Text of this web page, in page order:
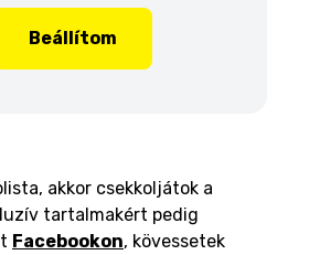
Beállítom
akkor csekkoljátok a
tartalmakért pedig
Facebookon, kövessetek